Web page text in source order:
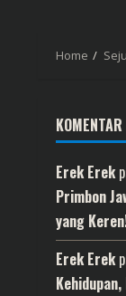
Home
Erek Erek
Primbon
yang
Erek Erek